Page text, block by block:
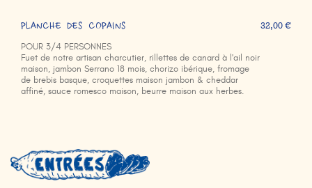
PLANCHE DES COPAINS
POUR 3/4 PERSONNES
Fuet de notre artisan charcutier, rillettes de canard à l'ail noir
maison, jambon Serrano 18 mois, chorizo ibérique, fromage
de brebis basque, croquettes maison jambon & cheddar
affiné, sauce romesco maison, beurre maison aux herbes.
32,00 €